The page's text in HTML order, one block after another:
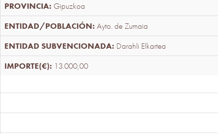
Gipuzkoa
Ayto. de Zumaia
Darahli Elkartea
13.000,00